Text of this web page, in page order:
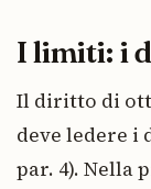
I limiti: i
Il diritto di
deve ledere i
par. 4). Nella